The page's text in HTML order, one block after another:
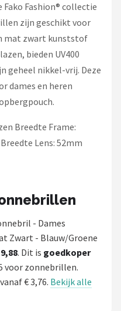
Fashion® collectie
zijn geschikt voor
mat zwart kunststof
bieden UV400
geheel nikkel-vrij. Deze
dames en heren
Breedte Frame:
Lens: 52mm
- Dames
Zwart - Blauw/Groene
. Dit is goedkoper
voor zonnebrillen.
€ 3,76. Bekijk alle